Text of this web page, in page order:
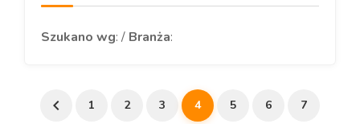
Szukano wg: / Branża:
1 2 3 4 5 6 7